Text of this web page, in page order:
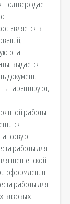
подтверждает
в
она
выдается
документ.
гарантируют,
работы
работы для
шенгенской
оформлении
работы для
визовых